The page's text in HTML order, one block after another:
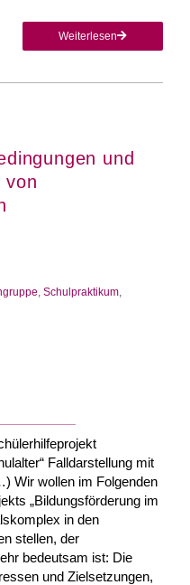
Weiterlesen
und
von
Schulpraktikum
Falldarstellung mit
Wir wollen im Folgenden
„Bildungsförderung im
in den
stellen, der
bedeutsam ist: Die
und Zielsetzungen,